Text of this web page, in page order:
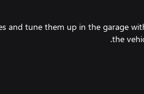
and tune them up in the garage
whilst managing your boost,